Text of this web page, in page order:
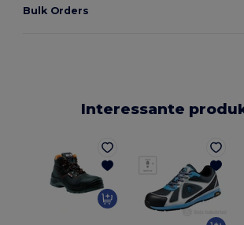
Bulk Orders
Interessante